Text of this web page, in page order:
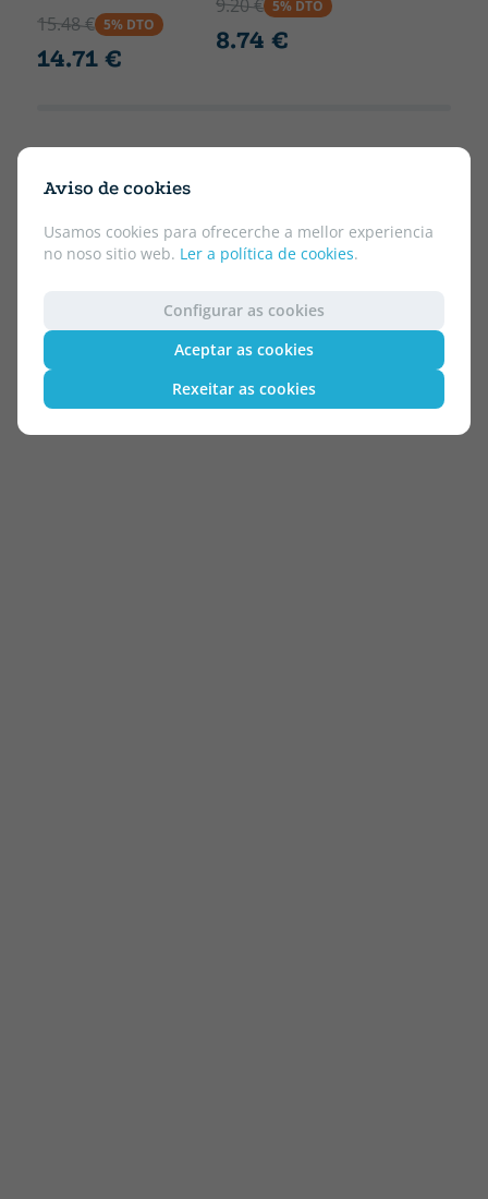
Aviso de cookies
Usamos cookies para ofrecerche a mellor experiencia
no noso sitio web. Ler a política de cookies.
Configurar as cookies
Aceptar as cookies
Rexeitar as cookies
15.48 € 5% DTO
14.71 €
9.20 € 5% DTO
8.74 €